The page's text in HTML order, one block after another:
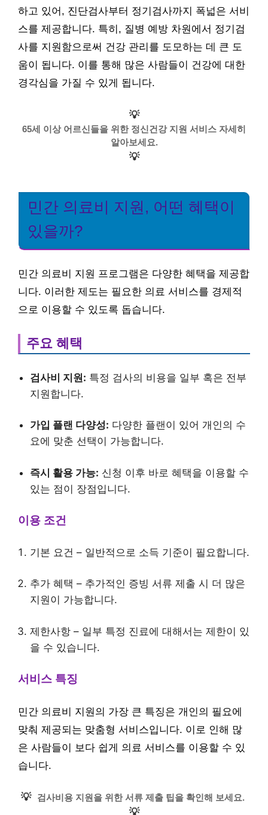
하고 있어, 진단검사부터 정기검사까지 폭넓은 서비
스를 제공합니다. 특히, 질병 예방 차원에서 정기검
사를 지원함으로써 건강 관리를 도모하는 데 큰 도
움이 됩니다. 이를 통해 많은 사람들이 건강에 대한
경각심을 가질 수 있게 됩니다.
💡
65세 이상 어르신들을 위한 정신건강 지원 서비스 자세히
알아보세요.
💡
민간 의료비 지원, 어떤 혜택이
있을까?
민간 의료비 지원 프로그램은 다양한 혜택을 제공합
니다. 이러한 제도는 필요한 의료 서비스를 경제적
으로 이용할 수 있도록 돕습니다.
주요 혜택
검사비 지원: 특정 검사의 비용을 일부 혹은 전부
지원합니다.
가입 플랜 다양성: 다양한 플랜이 있어 개인의 수
요에 맞춘 선택이 가능합니다.
즉시 활용 가능: 신청 이후 바로 혜택을 이용할 수
있는 점이 장점입니다.
이용 조건
기본 요건 – 일반적으로 소득 기준이 필요합니다.
추가 혜택 – 추가적인 증빙 서류 제출 시 더 많은
지원이 가능합니다.
제한사항 – 일부 특정 진료에 대해서는 제한이 있
을 수 있습니다.
서비스 특징
민간 의료비 지원의 가장 큰 특징은 개인의 필요에
맞춰 제공되는 맞춤형 서비스입니다. 이로 인해 많
은 사람들이 보다 쉽게 의료 서비스를 이용할 수 있
습니다.
💡 검사비용 지원을 위한 서류 제출 팁을 확인해 보세요.
💡